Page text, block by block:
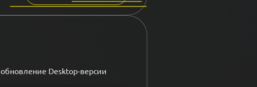
Desktop-версии